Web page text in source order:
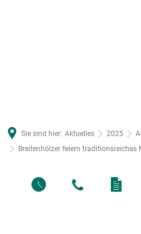
Sie sind hier: Aktuelles 2025
Breitenhölzer feiern traditionsreiches